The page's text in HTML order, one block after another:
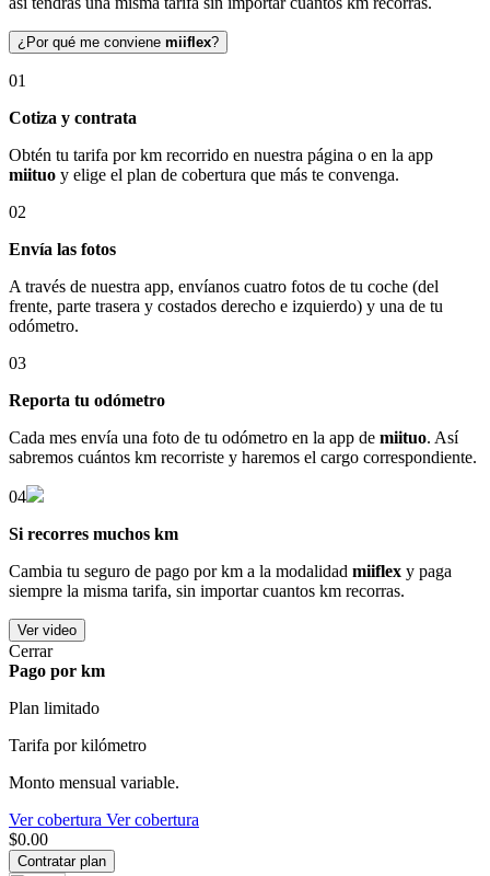
¿Por qué me conviene miiflex?
01
Cotiza y contrata
Obtén tu tarifa por km recorrido en nuestra página o en la app
miituo y elige el plan de cobertura que más te convenga.
02
Envía las fotos
A través de nuestra app, envíanos cuatro fotos de tu coche (del
frente, parte trasera y costados derecho e izquierdo) y una de tu
odómetro.
03
Reporta tu odómetro
Cada mes envía una foto de tu odómetro en la app de miituo. Así
sabremos cuántos km recorriste y haremos el cargo correspondiente.
04
Si recorres muchos km
Cambia tu seguro de pago por km a la modalidad miiflex y paga
siempre la misma tarifa, sin importar cuantos km recorras.
Ver video
Cerrar
Pago por km
Plan limitado
Tarifa por kilómetro
Monto mensual variable.
Ver cobertura Ver cobertura
$0.00
Contratar plan